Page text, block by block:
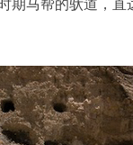
马帮的驮道，